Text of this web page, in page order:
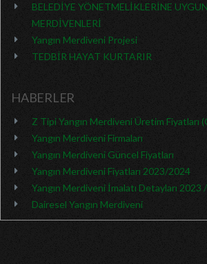
BELEDİYE YÖNETMELİKLERİNE
MERDİVENLERİ
Yangın Merdiveni Projesi
TEDBİR HAYAT KURTARIR
HABERLER
Z Tipi Yangın Merdiveni Üretim Fiyatları
Yangın Merdiveni Firmaları
Yangın Merdiveni Güncel Fiyatları
Yangın Merdiveni Fiyatları 2023/2024
Yangın Merdiveni İmalatı Detayları 2023
Dairesel Yangın Merdiveni